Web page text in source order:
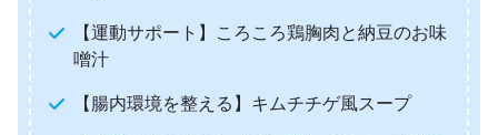
【運動サポート】ころころ鶏胸肉と納豆のお味
噌汁
【腸内環境を整える】キムチチゲ風スープ